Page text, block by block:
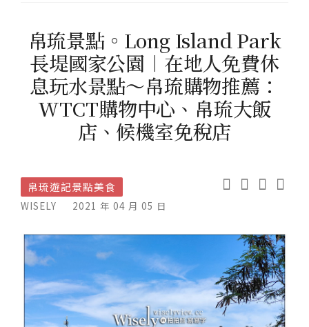
帛琉景點。Long Island Park
長堤國家公園︱在地人免費休
息玩水景點～帛琉購物推薦：
WTCT購物中心、帛琉大飯
店、候機室免稅店
帛琉遊記景點美食
WISELY 2021 年 04 月 05 日